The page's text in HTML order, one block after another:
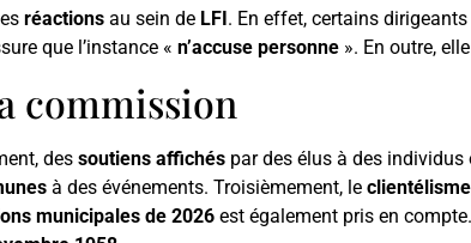
réactions au sein de LFI . En effet, certains
que l’instance « n’accuse personne ». En outre,
commission
des soutiens affichés par des élus à des
à des événements. Troisièmement, le clientélisme
municipales de 2026 est également pris en